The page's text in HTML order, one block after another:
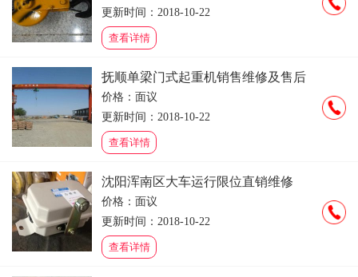
更新时间：2018-10-22
查看详情
抚顺单梁门式起重机销售维修及售后
价格：面议
更新时间：2018-10-22
查看详情
沈阳浑南区大车运行限位直销维修
价格：面议
更新时间：2018-10-22
查看详情